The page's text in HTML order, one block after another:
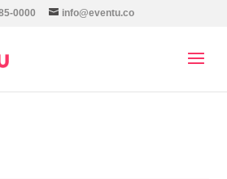
0000 info@eventu.co